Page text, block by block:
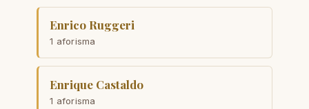
Enrico Ruggeri
1 aforisma
Enrique Castaldo
1 aforisma